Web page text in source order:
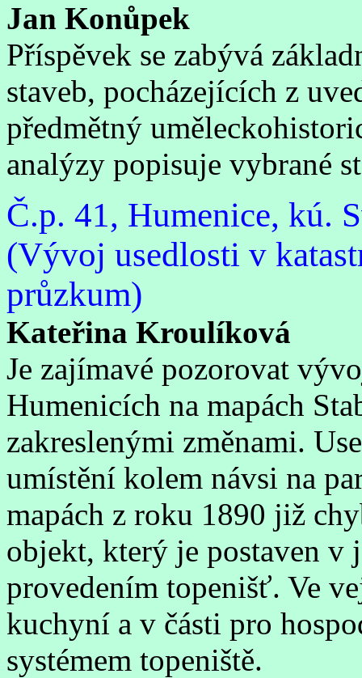
Jan Konůpek
Příspěvek se zabývá
staveb, pocházejících z
předmětný
analýzy popisuje vybrané
Č.p. 41, Humenice, kú.
(Vývoj usedlosti v
průzkum)
Kateřina Kroulíková
Je zajímavé pozorovat
Humenicích na mapách
zakreslenými změnami.
umístění kolem návsi na
mapách z roku 1890 již
objekt, který je postaven v
provedením topenišť. Ve
kuchyní a v části pro
systémem topeniště.